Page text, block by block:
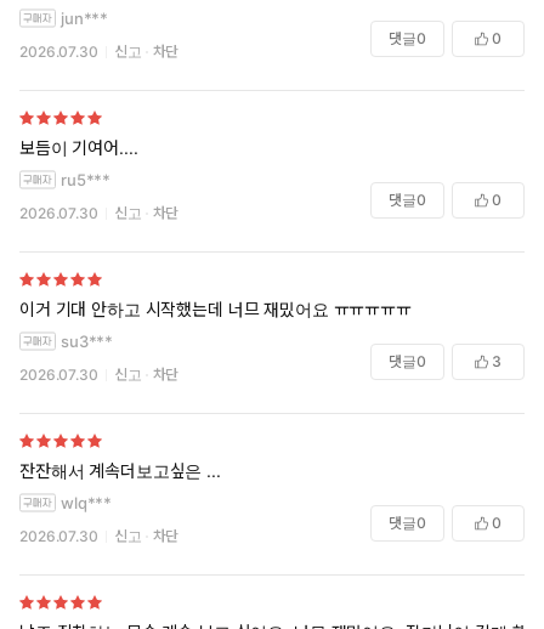
jun***
2026.07.30 신고 차단
댓글0 0
보듬이 기여어....
ru5***
2026.07.30 신고 차단
댓글0 0
이거 기대 안하고 시작했는데 너므 재밌어요 ㅠㅠㅠㅠㅠ
su3***
2026.07.30 신고 차단
댓글0 3
잔잔해서 계속더보고싶은 ...
wlq***
2026.07.30 신고 차단
댓글0 0